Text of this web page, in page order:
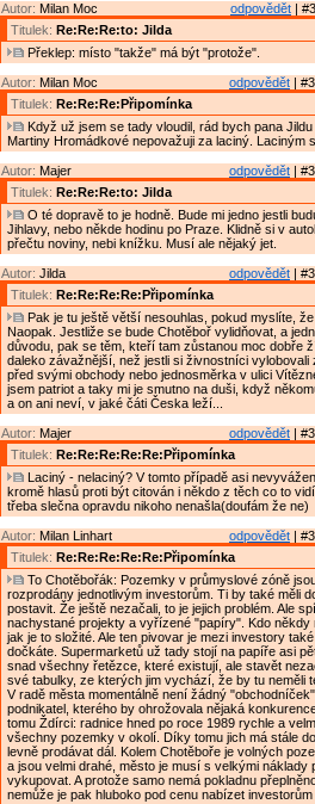
odpovědět |
Autor: Milan Moc
Titulek: Re:Re:Re:to: Jilda
Překlep: místo "takže" má být "protože".
odpovědět |
Autor: Milan Moc
Titulek: Re:Re:Re:Připomínka
Když už jsem se tady vloudil, rád bych pana
Martiny Hromádkové nepovažuji za laciný. Laciným
odpovědět |
Autor: Majer
Titulek: Re:Re:Re:to: Jilda
O té dopravě to je hodně. Bude mi jedno jestli
Jihlavy, nebo někde hodinu po Praze. Klidně si v
přečtu noviny, nebi knížku. Musí ale nějaký jet.
odpovědět |
Autor: Jilda
Titulek: Re:Re:Re:Re:Připomínka
Pak je tu ještě větší nesouhlas, pokud myslíte,
Naopak. Jestliže se bude Chotěboř vylidňovat, a
důvodu, pak se těm, kteří tam zůstanou moc dobře
daleko závažnější, než jestli si živnostníci
před svými obchody nebo jednosměrka v ulici
jsem patriot a taky mi je smutno na duši, když
a on ani neví, v jaké čáti Česka leží...
odpovědět |
Autor: Majer
Titulek: Re:Re:Re:Re:Re:Připomínka
Laciný - nelaciný? V tomto případě asi
kromě hlasů proti být citován i někdo z těch co to
třeba slečna opravdu nikoho nenašla(doufám že ne)
odpovědět |
Autor: Milan Linhart
Titulek: Re:Re:Re:Re:Re:Připomínka
To Chotěbořák: Pozemky v průmyslové zóně
rozprodány jednotlivým investorům. Ti by také měli
postavit. Že ještě nezačali, to je jejich problém. Ale
nachystané projekty a vyřízené "papíry". Kdo někdy
jak je to složité. Ale ten pivovar je mezi investory
dočkáte. Supermarketů už tady stojí na papíře asi
snad všechny řetězce, které existují, ale stavět
své tabulky, ze kterých jim vychází, že by tu neměli
V radě města momentálně není žádný
podnikatel, kterého by ohrožovala nějaká
tomu Ždírci: radnice hned po roce 1989 rychle a
všechny pozemky v okolí. Díky tomu jich má stále
levně prodávat dál. Kolem Chotěboře je volných
a jsou velmi drahé, město je musí s velkými náklady
vykupovat. A protože samo nemá pokladnu
nemůže je pak hluboko pod cenu nabízet